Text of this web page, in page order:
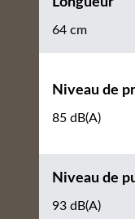
64 cm
Niveau de
85 dB(A)
Niveau de
93 dB(A)